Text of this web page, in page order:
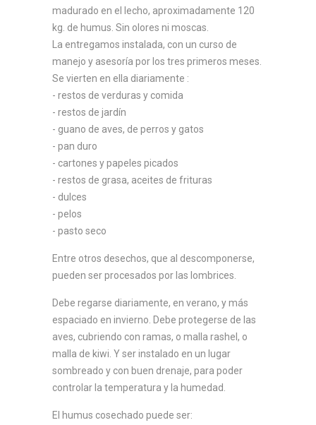
madurado en el lecho, aproximadamente 120
kg. de humus. Sin olores ni moscas.
La entregamos instalada, con un curso de
manejo y asesoría por los tres primeros meses.
Se vierten en ella diariamente :
- restos de verduras y comida
- restos de jardín
- guano de aves, de perros y gatos
- pan duro
- cartones y papeles picados
- restos de grasa, aceites de frituras
- dulces
- pelos
- pasto seco
Entre otros desechos, que al descomponerse,
pueden ser procesados por las lombrices.
Debe regarse diariamente, en verano, y más
espaciado en invierno. Debe protegerse de las
aves, cubriendo con ramas, o malla rashel, o
malla de kiwi. Y ser instalado en un lugar
sombreado y con buen drenaje, para poder
controlar la temperatura y la humedad.
El humus cosechado puede ser: